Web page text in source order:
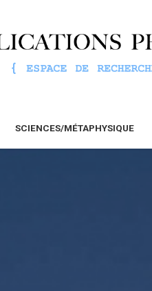
SCIENCES/MÉTAPHYSIQUE